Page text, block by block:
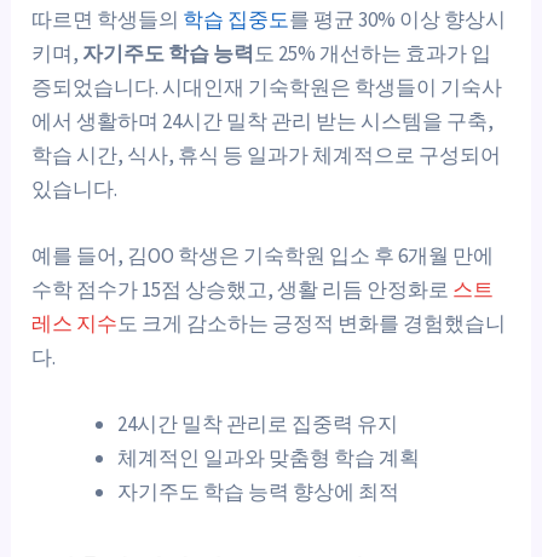
따르면 학생들의 학습 집중도를 평균 30% 이상 향상시
키며, 자기주도 학습 능력도 25% 개선하는 효과가 입
증되었습니다. 시대인재 기숙학원은 학생들이 기숙사
에서 생활하며 24시간 밀착 관리 받는 시스템을 구축,
학습 시간, 식사, 휴식 등 일과가 체계적으로 구성되어
있습니다.
예를 들어, 김OO 학생은 기숙학원 입소 후 6개월 만에
수학 점수가 15점 상승했고, 생활 리듬 안정화로 스트
레스 지수도 크게 감소하는 긍정적 변화를 경험했습니
다.
24시간 밀착 관리로 집중력 유지
체계적인 일과와 맞춤형 학습 계획
자기주도 학습 능력 향상에 최적